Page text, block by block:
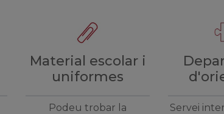
Material escolar i
uniformes
Podeu trobar la
Servei